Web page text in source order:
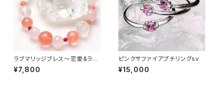
ラブマリッジブレス〜恋愛&ラブ
運アップ〜
¥7,800
ピンクサファイアプチリングsv
¥15,000